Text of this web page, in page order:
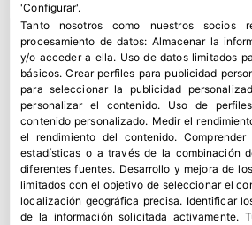
'Configurar'.
Tanto nosotros como nuestros socios
procesamiento de datos: Almacenar la
y/o acceder a ella. Uso de datos limitados
básicos.Crear perfiles para publicidad
para seleccionar la publicidad
personalizar el contenido. Uso de
contenido personalizado. Medir el
el rendimiento del contenido.
estadísticas o a través de la combinación
diferentes fuentes. Desarrollo y mejora de
limitados con el objetivo de seleccionar el
localización geográfica precisa. Identificar
de la información solicitada activamente.